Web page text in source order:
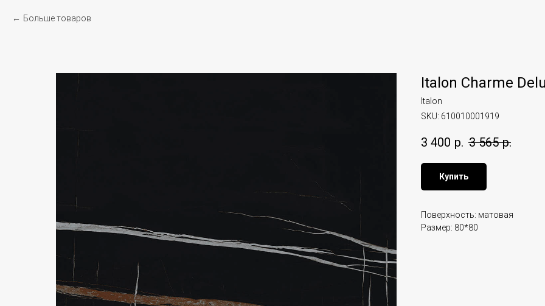
Больше товаров
Italon Charme
Italon
SKU: 610010001919
3 400 р. 3 565 р.
Купить
Поверхность: матовая
Размер: 80*80